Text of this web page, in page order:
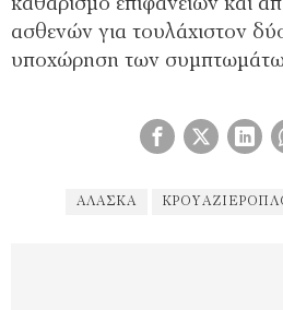
καθαρισμό επιφανειών και
ασθενών για τουλάχιστον
υποχώρηση των
ΑΛΆΣΚΑ